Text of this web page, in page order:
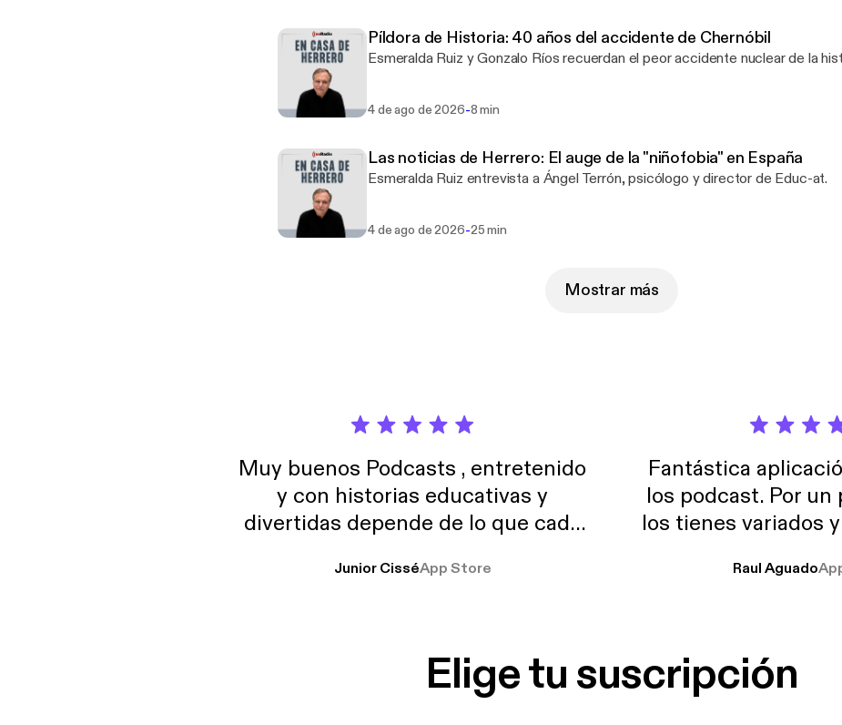
Píldora de Historia: 40 años del accidente de Chernóbil
Esmeralda Ruiz y Gonzalo Ríos recuerdan el peor accidente nuclear de la
4 de ago de 2026-8 min
Las noticias de Herrero: El auge de la "niñofobia" en España
Esmeralda Ruiz entrevista a Ángel Terrón, psicólogo y director de Educ-at.
4 de ago de 2026-25 min
Mostrar más
Muy buenos Podcasts , entretenido
y con historias educativas y
divertidas depende de lo que cada
trabajo ya que estoy muchas horas
Junior CisséApp Store
Fantástica
los podcast. Por
los tienes variados
Raul Aguado
Elige tu suscripción